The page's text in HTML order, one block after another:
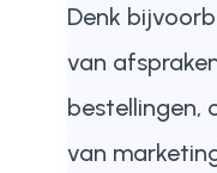
Denk
van
bestellingen,
van